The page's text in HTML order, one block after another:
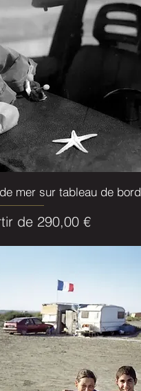
mer sur tableau de bord
de 290,00 €